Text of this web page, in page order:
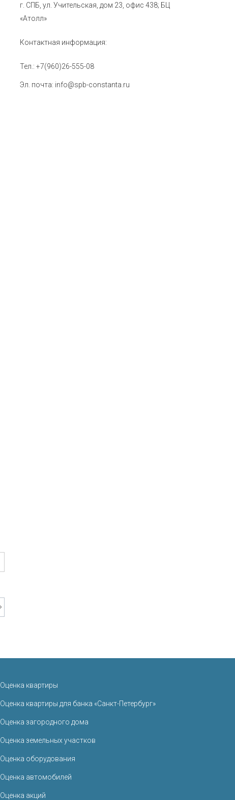
г. СПБ, ул. Учительская, дом 23, офис 438; БЦ
«Атолл»
Контактная информация:
Тел.: +7(960)26-555-08
Эл. почта: info@spb-constanta.ru
Оценка квартиры
Оценка квартиры для банка «Санкт-Петербург»
Оценка загородного дома
Оценка земельных участков
Оценка оборудования
Оценка автомобилей
Оценка акций